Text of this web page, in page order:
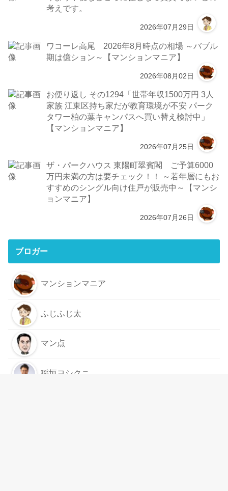
考えです。
2026年07月29日
ワコーレ高尾 2026年8月時点の相場 ～バブル
期は億ション～【マンションマニア】
2026年08月02日
お便り返し その1294「世帯年収1500万円 3人
家族 江東区持ち家だが教育環境が不安 パーク
タワー柏の葉キャンパスへ買い替え検討中」
【マンションマニア】
2026年07月25日
ザ・パークハウス 東陽町翠賓閣 ご予算6000
万円未満の方は要チェック！！ ～若年層にもお
すすめのシングル向け住戸が販売中～【マンシ
ョンマニア】
2026年07月26日
ブロガー
マンションマニア
ふじふじ太
マン点
稲垣ヨシクニ